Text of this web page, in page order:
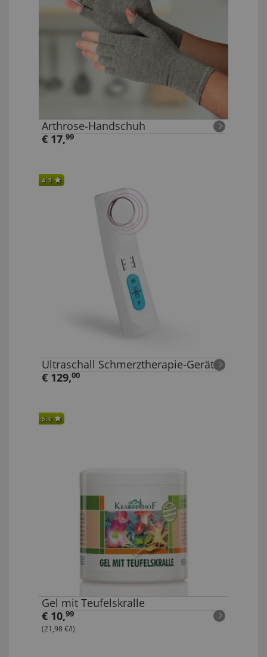
Arthrose-Handschuh
€ 17,99
4.5
Ultraschall Schmerztherapie-Gerät
€ 129,00
5.0
Gel mit Teufelskralle
€ 10,99
(21,98 €/l)